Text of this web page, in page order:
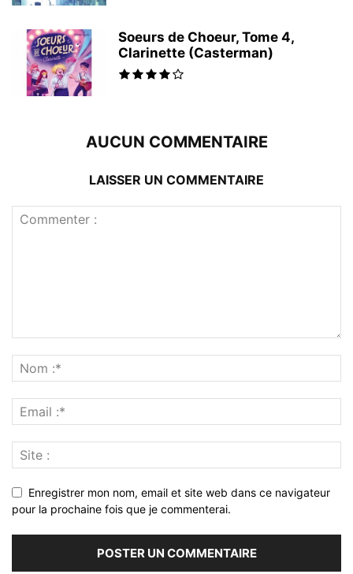
Soeurs de Choeur, Tome 4,
Clarinette (Casterman)
AUCUN COMMENTAIRE
LAISSER UN COMMENTAIRE
Enregistrer mon nom, email et site web dans ce navigateur
pour la prochaine fois que je commenterai.